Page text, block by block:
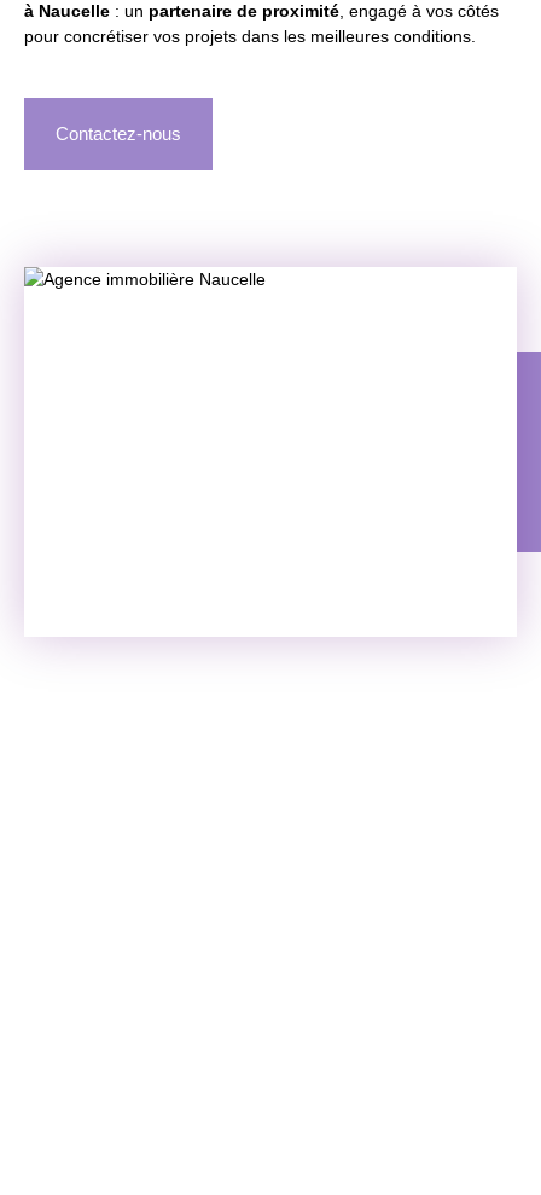
à Naucelle : un partenaire de proximité , engagé à vos côtés
pour concrétiser vos projets dans les meilleures conditions.
Contactez-nous